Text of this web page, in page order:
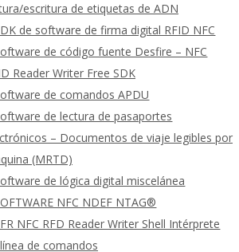
escritura de etiquetas de ADN
de software de firma digital RFID NFC
de código fuente Desfire – NFC
Reader Writer Free SDK
de comandos APDU
de lectura de pasaportes
– Documentos de viaje legibles por
(MRTD)
de lógica digital miscelánea
NFC NDEF NTAG®
NFC RFD Reader Writer Shell Intérprete
de comandos